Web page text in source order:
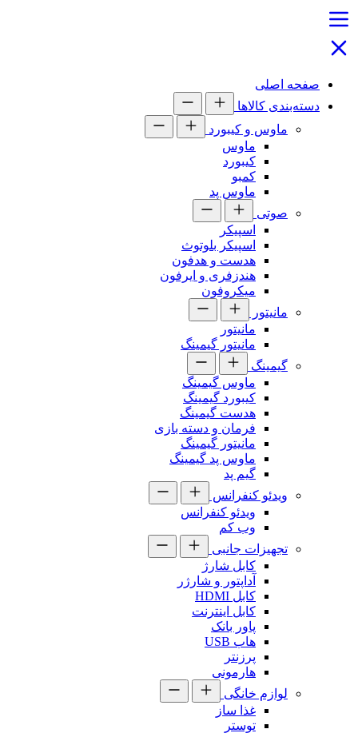
صفحه اصلی
دسته‌بندی کالاها
ماوس و کیبورد
ماوس
کیبورد
کمبو
ماوس پد
صوتی
اسپیکر
اسپیکر بلوتوث
هدست و هدفون
هندزفری و ایرفون
میکروفون
مانیتور
مانیتور
مانیتور گیمینگ
گیمینگ
ماوس گیمینگ
کیبورد گیمینگ
هدست گیمینگ
فرمان و دسته بازی
مانیتور گیمینگ
ماوس پد گیمینگ
گیم پد
ویدئو کنفرانس
ویدئو کنفرانس
وب کم
تجهیزات جانبی
کابل شارژ
آداپتور و شارژر
کابل HDMI
کابل اینترنت
پاور بانک
هاب USB
پرزنتر
هارمونی
لوازم خانگی
غذا ساز
توستر